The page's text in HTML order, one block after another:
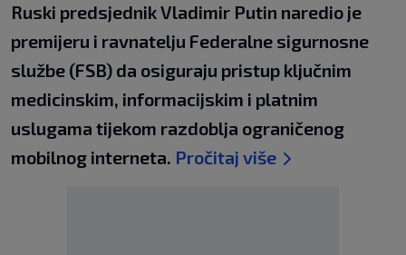
Ruski predsjednik Vladimir Putin naredio je
premijeru i ravnatelju Federalne sigurnosne
službe (FSB) da osiguraju pristup ključnim
medicinskim, informacijskim i platnim
uslugama tijekom razdoblja ograničenog
mobilnog interneta. Pročitaj više